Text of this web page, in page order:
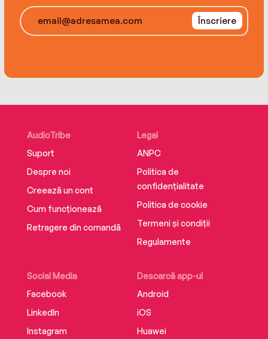
Înscriere
AudioTribe
Suport
Despre noi
Creează un cont
Cum funcționează
Retragere din comandă
Social Media
Facebook
LinkedIn
Instagram
Descarcă app-ul
Android
iOS
Huawei
Legal
ANPC
Politica de
confidențialitate
Politica de cookie
Termeni și condiții
Regulamente